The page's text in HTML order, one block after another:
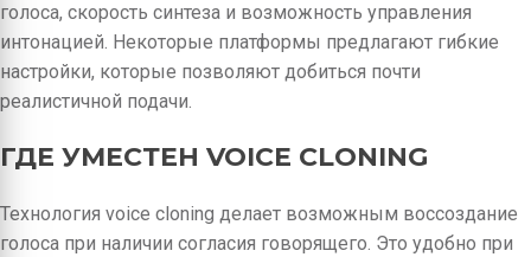
голоса, скорость синтеза и возможность управления
интонацией. Некоторые платформы предлагают гибкие
настройки, которые позволяют добиться почти
реалистичной подачи.
ГДЕ УМЕСТЕН VOICE CLONING
Технология voice cloning делает возможным воссоздание
голоса при наличии согласия говорящего. Это удобно при